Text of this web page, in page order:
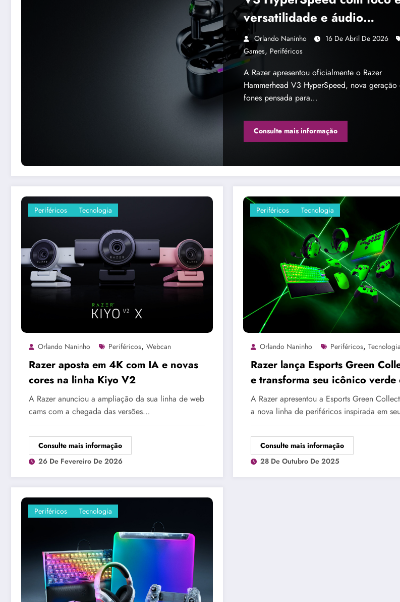
versatilidade e áudio
imersivo
Orlando Naninho
16 De Abril De 2026
Games, Periféricos
A Razer apresentou oficialmente o Razer
Hammerhead V3 HyperSpeed, nova geração
fones pensada para…
Consulte mais informação
Periféricos Tecnologia
Orlando Naninho Periféricos, Webcan
Razer aposta em 4K com IA e novas
cores na linha Kiyo V2
A Razer anunciou a ampliação da sua linha de web
cams com a chegada das versões…
Consulte mais informação
26 De Fevereiro De 2026
Periféricos Tecnologia
Orlando Naninho Periféricos, Tecnologia
Razer lança Esports Green
e transforma seu icônico verde
símbolo de performance
A Razer apresentou a Esports Green
a nova linha de periféricos inspirada em
Consulte mais informação
28 De Outubro De 2025
Periféricos Tecnologia